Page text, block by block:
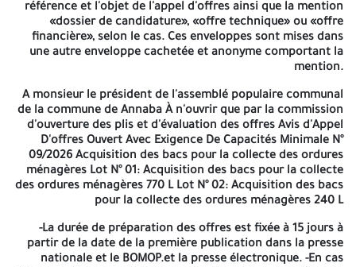
commerce de détail).
I-Dossier de Candidature
Déclaration de candidature selon le modèle du cahier
part du soumissionnaire.
Déclaration de probité selon le modèle du cahier des
charges, renseignées, signee. datée et visée de la part
du soumissionnaire.
Copie du statut juridique pour les sociétés.
Les documents relatifs aux pouvoirs habilitant les
personnes à engager l'entreprise.
Tout document permettant d'évaluer les capacités des
sous-traitants.
Dépôt légal du compte général auprès des sociétés
concernant les sociétés soumis au droit algérien.
référence et l'objet de l'appel d'offres ainsi que la mention
«dossier de candidature», «offre technique» ou «offre
financière», selon le cas. Ces enveloppes sont mises dans
une autre enveloppe cachetée et anonyme comportant la
mention.
A monsieur le président de l'assemblé populaire communal
de la commune de Annaba À n'ouvrir que par la commission
d'ouverture des plis et d'évaluation des offres Avis d'Appel
D'offres Ouvert Avec Exigence De Capacités Minimale N°
09/2026 Acquisition des bacs pour la collecte des ordures
ménagères Lot N° 01: Acquisition des bacs pour la collecte
des ordures ménagères 770 L Lot N° 02: Acquisition des bacs
pour la collecte des ordures ménagères 240 L
-La durée de préparation des offres est fixée à 15 jours à
partir de la date de la première publication dans la presse
nationale et le BOMOP.et la presse électronique. -En cas